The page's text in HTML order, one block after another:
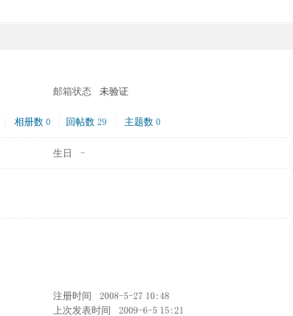
邮箱状态 未验证
相册数 0 回帖数 29 主题数 0
生日 -
注册时间 2008-5-27 10:48
上次发表时间 2009-6-5 15:21